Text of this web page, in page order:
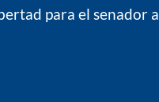
para el senador